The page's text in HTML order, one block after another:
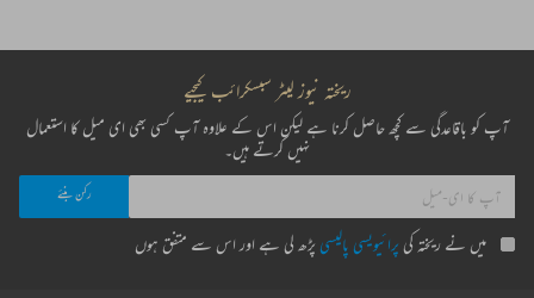
ریختہ نیوز لیٹر سبسکرائب کیجیے
آپ کو باقاعدگی سے کچھ حاصل کرنا ہے لیکن اس کے علاوہ آپ کسی بھی ای میل کا استعمال
نہیں کرتے ہیں۔
میں نے ریختہ کی پرائیویسی پالیسی پڑھ لی ہے اور اس سے متفق ہوں